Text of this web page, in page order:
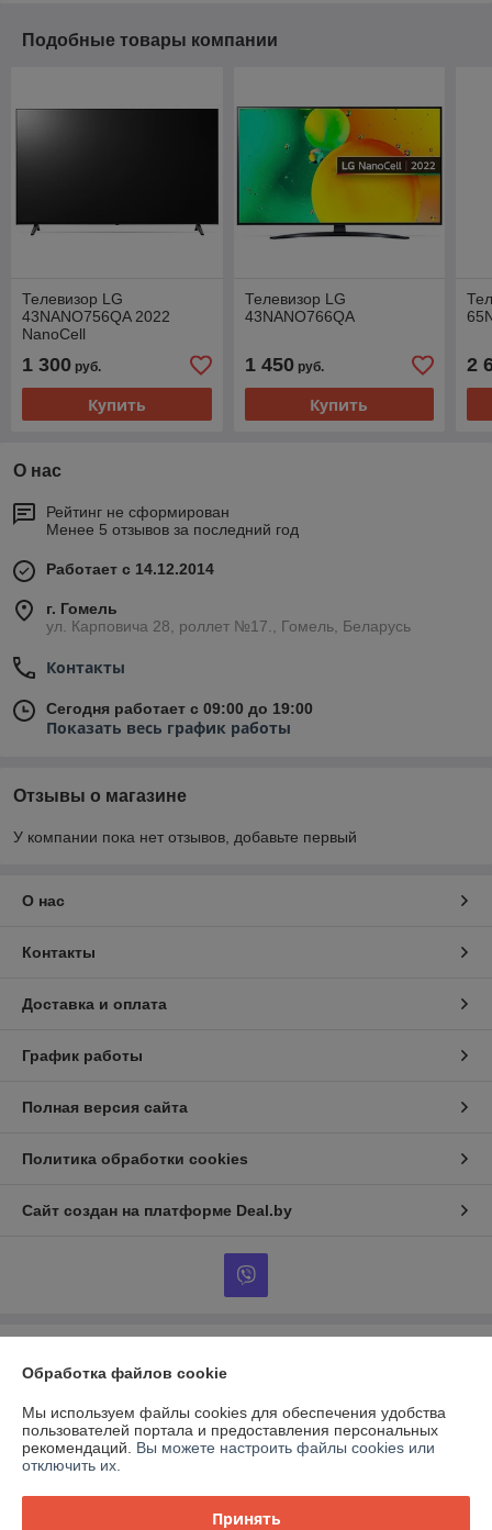
Подобные товары компании
Телевизор LG
43NANO756QA 2022
NanoCell
1 300 руб.
Купить
Телевизор LG
43NANO766QA
1 450руб.
Купить
2
О нас
Рейтинг не сформирован
Менее 5 отзывов за последний год
Работает с 14.12.2014
г. Гомель
ул. Карповича 28, роллет №17., Гомель, Беларусь
Контакты
Сегодня работает с 09:00 до 19:00
Показать весь график работы
Отзывы о магазине
У компании пока нет отзывов, добавьте первый
О нас
Контакты
Доставка и оплата
График работы
Полная версия сайта
Политика обработки cookies
Сайт создан на платформе Deal.by
г.Гомель, ул.Владимирова д.71 кв.64
Регистрационный номер ЕГР: 491143149
Регистрационный орган: Администрация Советского района.
Обработка файлов cookie
Мы используем файлы cookies для обеспечения удобства
пользователей портала и предоставления персональных
рекомендаций. Вы можете настроить файлы cookies или
отключить их.
Принять